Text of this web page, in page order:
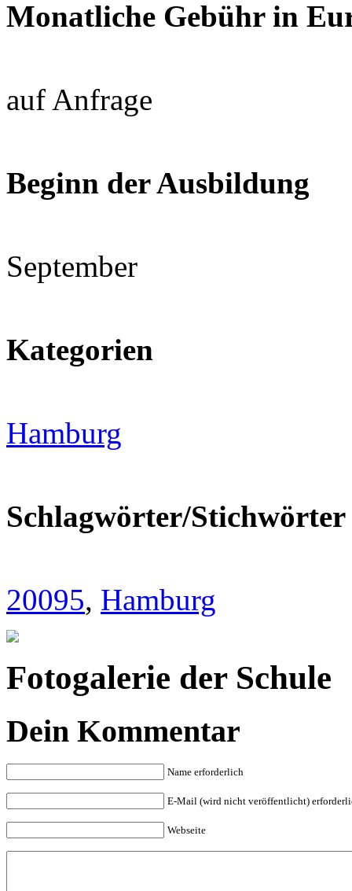
Monatliche Gebühr in
auf Anfrage
Beginn der Ausbildung
September
Kategorien
Hamburg
Schlagwörter/Stichwörter
20095, Hamburg
Fotogalerie der Schule
Dein Kommentar
Name erforderlich
E-Mail (wird nicht veröffentlicht)
Webseite